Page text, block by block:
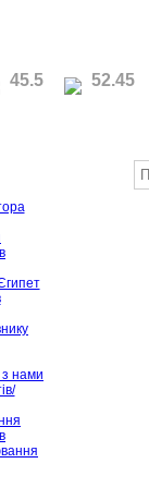
45.5 52.45
нами